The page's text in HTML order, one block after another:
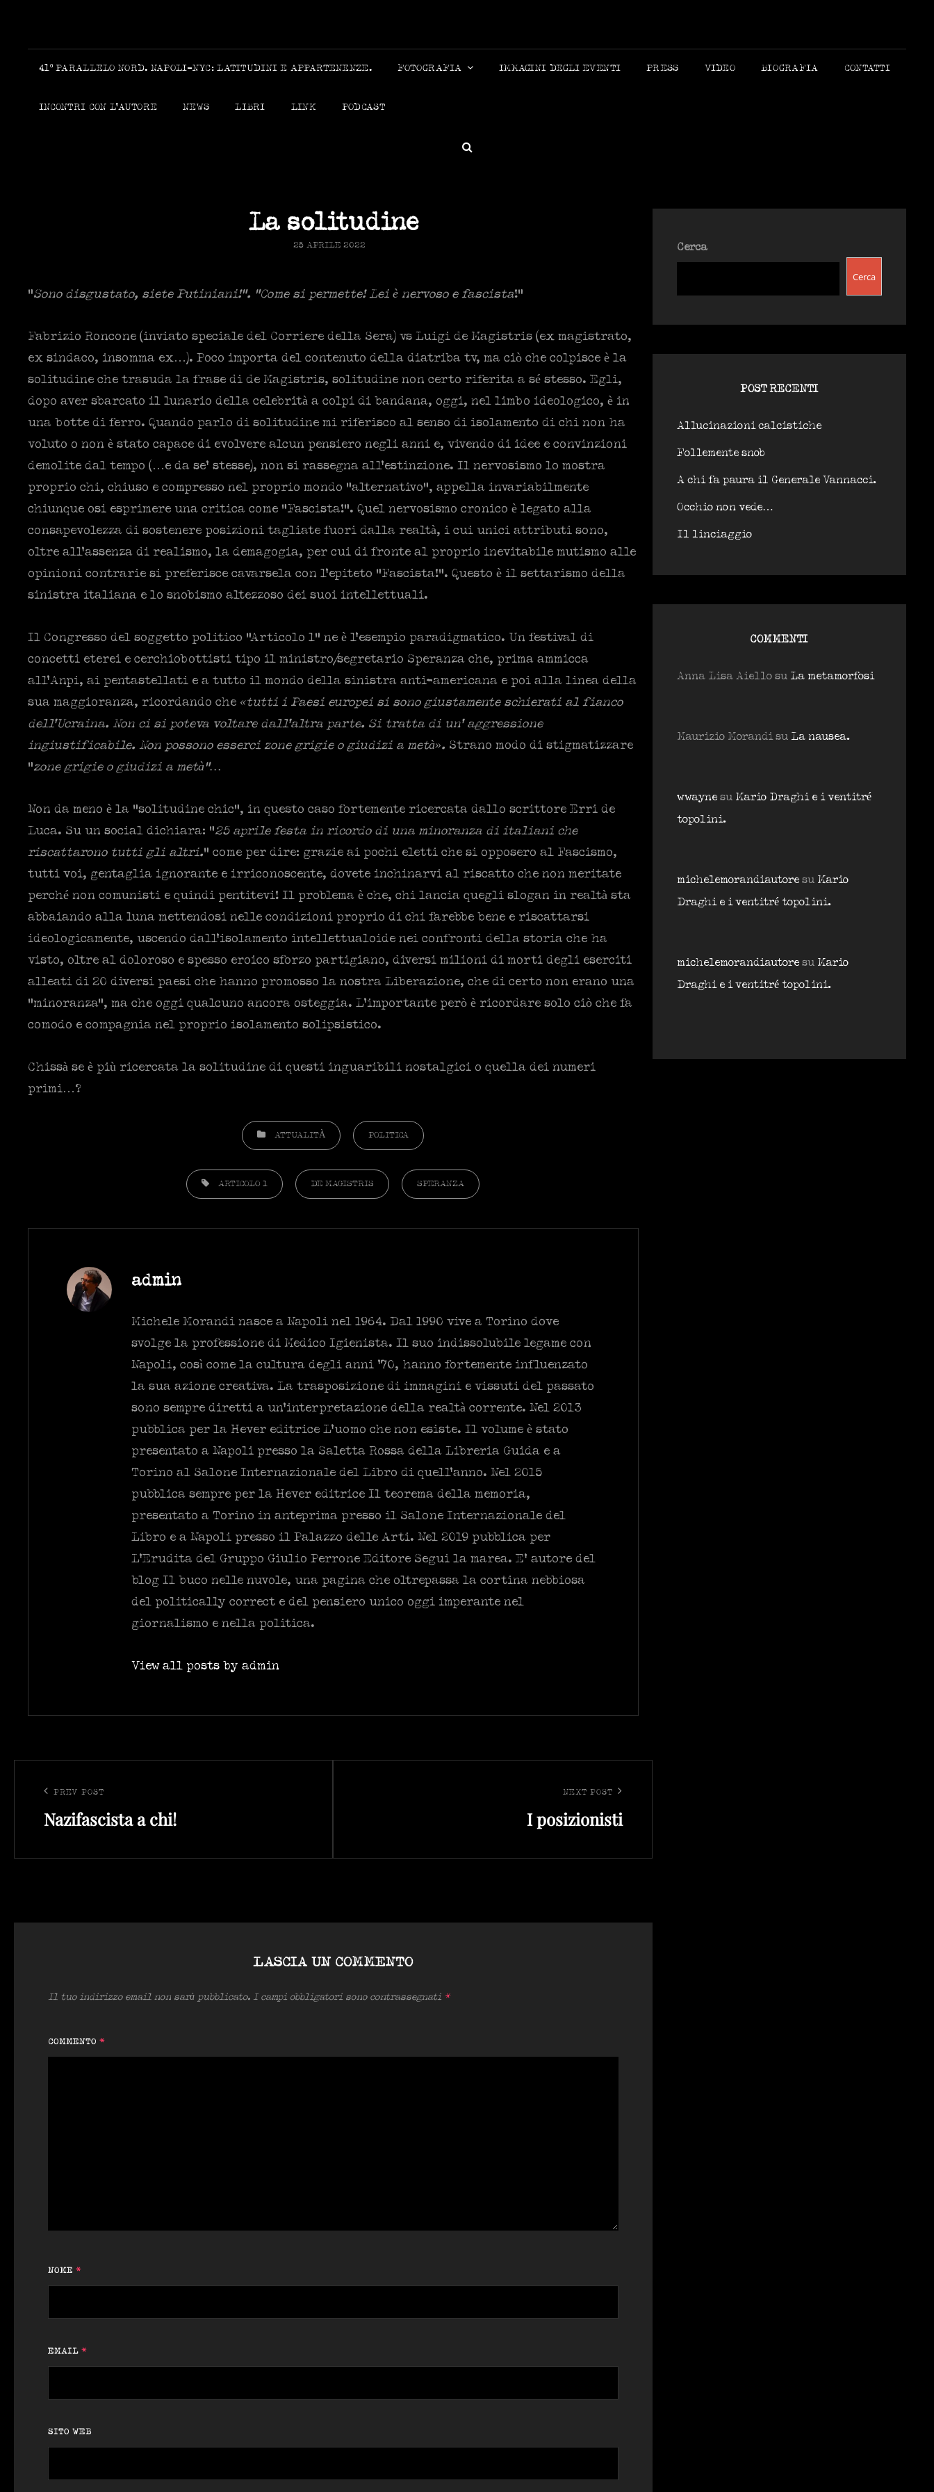
41º PARALLELO NORD. NAPOLI-NYC: LATITUDINI E APPARTENENZE. FOTOGRAFIA IMMAGINI DEGLI EVENTI PRESS VIDEO BIOGRAFIA CONTATTI
INCONTRI CON L’AUTORE NEWS LIBRI LINK PODCAST
SEARCH
La solitudine
POSTED
25 APRILE 2022
“Sono disgustato, siete Putiniani!”. “Come si permette! Lei è nervoso e fascista!”
Fabrizio Roncone (inviato speciale del Corriere della Sera) vs Luigi de Magistris (ex magistrato,
ex sindaco, insomma ex…). Poco importa del contenuto della diatriba tv, ma ciò che colpisce è la
solitudine che trasuda la frase di de Magistris, solitudine non certo riferita a sé stesso. Egli,
dopo aver sbarcato il lunario della celebrità a colpi di bandana, oggi, nel limbo ideologico, è in
una botte di ferro. Quando parlo di solitudine mi riferisco al senso di isolamento di chi non ha
voluto o non è stato capace di evolvere alcun pensiero negli anni e, vivendo di idee e convinzioni
demolite dal tempo (…e da se’ stesse), non si rassegna all’estinzione. Il nervosismo lo mostra
proprio chi, chiuso e compresso nel proprio mondo “alternativo”, appella invariabilmente
chiunque osi esprimere una critica come “Fascista!”. Quel nervosismo cronico è legato alla
consapevolezza di sostenere posizioni tagliate fuori dalla realtà, i cui unici attributi sono,
oltre all’assenza di realismo, la demagogia, per cui di fronte al proprio inevitabile mutismo alle
opinioni contrarie si preferisce cavarsela con l’epiteto “Fascista!”. Questo è il settarismo della
sinistra italiana e lo snobismo altezzoso dei suoi intellettuali.
Il Congresso del soggetto politico “Articolo 1” ne è l’esempio paradigmatico. Un festival di
concetti eterei e cerchiobottisti tipo il ministro/segretario Speranza che, prima ammicca
all’Anpi, ai pentastellati e a tutto il mondo della sinistra anti-americana e poi alla linea della
sua maggioranza, ricordando che «tutti i Paesi europei si sono giustamente schierati al fianco
dell’Ucraina. Non ci si poteva voltare dall’altra parte. Si tratta di un’ aggressione
ingiustificabile. Non possono esserci zone grigie o giudizi a metà». Strano modo di stigmatizzare
“zone grigie o giudizi a metà”…
Non da meno è la “solitudine chic”, in questo caso fortemente ricercata dallo scrittore Erri de
Luca. Su un social dichiara: “25 aprile festa in ricordo di una minoranza di italiani che
riscattarono tutti gli altri.” come per dire: grazie ai pochi eletti che si opposero al Fascismo,
tutti voi, gentaglia ignorante e irriconoscente, dovete inchinarvi al riscatto che non meritate
perché non comunisti e quindi pentitevi! Il problema è che, chi lancia quegli slogan in realtà sta
abbaiando alla luna mettendosi nelle condizioni proprio di chi farebbe bene e riscattarsi
ideologicamente, uscendo dall’isolamento intellettualoide nei confronti della storia che ha
visto, oltre al doloroso e spesso eroico sforzo partigiano, diversi milioni di morti degli eserciti
alleati di 20 diversi paesi che hanno promosso la nostra Liberazione, che di certo non erano una
“minoranza”, ma che oggi qualcuno ancora osteggia. L’importante però è ricordare solo ciò che fa
comodo e compagnia nel proprio isolamento solipsistico.
Chissà se è più ricercata la solitudine di questi inguaribili nostalgici o quella dei numeri
primi…?
CATEGORIES
ATTUALITÀ POLITICA
TAGS,
ARTICOLO 1 DE MAGISTRIS SPERANZA
Author:
admin
Michele Morandi nasce a Napoli nel 1964. Dal 1990 vive a Torino dove
svolge la professione di Medico Igienista. Il suo indissolubile legame con
Napoli, così come la cultura degli anni ’70, hanno fortemente influenzato
la sua azione creativa. La trasposizione di immagini e vissuti del passato
sono sempre diretti a un’interpretazione della realtà corrente. Nel 2013
pubblica per la Hever editrice L’uomo che non esiste. Il volume è stato
presentato a Napoli presso la Saletta Rossa della Libreria Guida e a
Torino al Salone Internazionale del Libro di quell’anno. Nel 2015
pubblica sempre per la Hever editrice Il teorema della memoria,
presentato a Torino in anteprima presso il Salone Internazionale del
Libro e a Napoli presso il Palazzo delle Arti. Nel 2019 pubblica per
L’Erudita del Gruppo Giulio Perrone Editore Segui la marea. E’ autore del
blog Il buco nelle nuvole, una pagina che oltrepassa la cortina nebbiosa
del politically correct e del pensiero unico oggi imperante nel
giornalismo e nella politica.
View all posts by admin
articoli
Previous
Post
PREV POST
Nazifascista a chi!
NEXT POST
I posizionisti
LASCIA UN COMMENTO
Il tuo indirizzo email non sarà pubblicato. I campi obbligatori sono contrassegnati *
COMMENTO *
NOME *
EMAIL *
SITO WEB
Cerca
Cerca
POST RECENTI
Allucinazioni calcistiche
Follemente snob
A chi fa paura il Generale Vannacci.
Occhio non vede…
Il linciaggio
COMMENTI
Anna Lisa Aiellosu La metamorfosi
Maurizio Morandisu La nausea.
wwaynesu Mario Draghi e i ventitré
topolini.
michelemorandiautoresu Mario
Draghi e i ventitré topolini.
michelemorandiautoresu Mario
Draghi e i ventitré topolini.